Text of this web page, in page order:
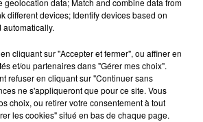
la droite. Leur largeur est réduite à
et 3m20 pour la voie lente
à 70 km/h du PR 15+000 au PR
d'abaissement de vitesse à 90
et 15+000
de la voie lente ou
14+200 et 17+100
different devices; Identify devices based on
cliquant sur "Accepter et fermer", ou affiner en
et/ou partenaires dans "Gérer mes choix".
refuser en cliquant sur "Continuer sans
ne s'appliqueront que pour ce site. Vous
choix, ou retirer votre consentement à tout
les cookies" situé en bas de chaque page.